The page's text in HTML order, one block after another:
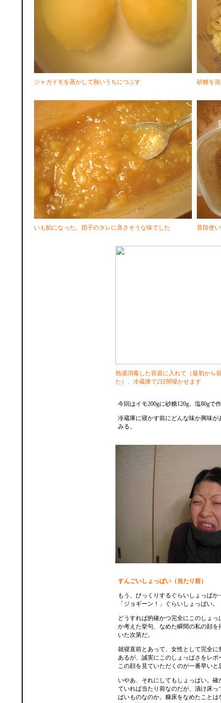
ジャガイモを蒸かして熱いうちにつぶす 砂糖を
いも餡になった。団子のタレに良さそうな味でした 普段使
熱湯消毒した容器に入れて（最初から
た）、冷蔵庫で2日間寝かせます
今回はイモ200gに砂糖120g、塩80gで
冷蔵庫に寝かす前にどんな味か興味が
みる。
すんごいしょっぱい（当たり前）
もう、びっくりするぐらいしょっぱか
「ジョギーン！」ぐらいしょっぱい。
どうすれば的確かつ完全にこのしょっ
か考えた挙句、なめた瞬間の私の顔を
いた次第だ。
就寝直前とあって、女性として完全に
あるが、誠実にこのしょっぱさをレポ
この顔を見ていただくのが一番早いと
いやあ、それにしてもしょっぱい。確
ていれば当たり前なのだが、漬け床っ
ぱいものなのか。糠床をなめたことは